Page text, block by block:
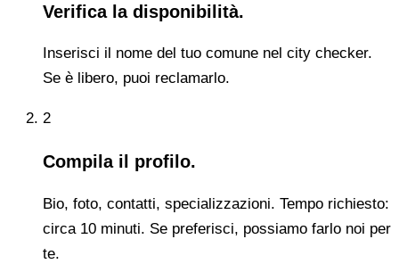
Verifica la disponibilità.
Inserisci il nome del tuo comune nel city checker.
Se è libero, puoi reclamarlo.
2
Compila il profilo.
Bio, foto, contatti, specializzazioni. Tempo richiesto:
circa 10 minuti. Se preferisci, possiamo farlo noi per
te.